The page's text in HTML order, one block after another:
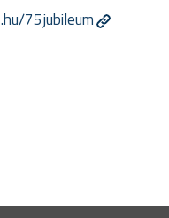
75jubileum